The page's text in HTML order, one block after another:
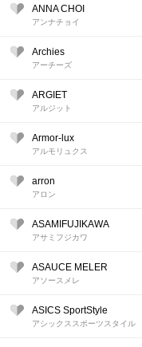
ANNA CHOI
アンナチョイ
Archies
アーチーズ
ARGIET
アルジット
Armor-lux
アルモリュクス
arron
アロン
ASAMIFUJIKAWA
アサミフジカワ
ASAUCE MELER
アソースメレ
ASICS SportStyle
アシックススポーツスタイル